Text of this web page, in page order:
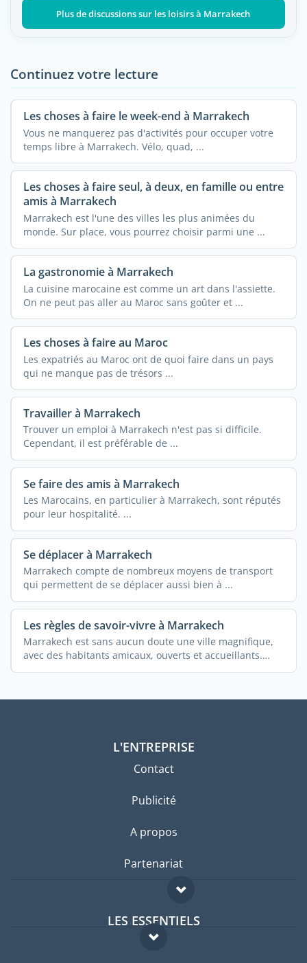
Plus de discussions sur les loisirs à Marrakech
Continuez votre lecture
Les choses à faire le week-end à Marrakech
Vous ne manquerez pas d'activités pour occuper votre
temps libre à Marrakech. Vélo, quad, ...
Les choses à faire seul, à deux, en famille ou entre
amis à Marrakech
Marrakech est l'une des villes les plus animées du
monde. Sur place, vous pourrez choisir parmi une ...
La gastronomie à Marrakech
La cuisine marocaine est comme un art dans l'assiette.
On ne peut pas aller au Maroc sans goûter et ...
Les choses à faire au Maroc
Les expatriés au Maroc ont de quoi faire dans un pays
qui ne manque pas de trésors ...
Travailler à Marrakech
Trouver un emploi à Marrakech n'est pas si difficile.
Cependant, il est préférable de ...
Se faire des amis à Marrakech
Les Marocains, en particulier à Marrakech, sont réputés
pour leur hospitalité. ...
Se déplacer à Marrakech
Marrakech compte de nombreux moyens de transport
qui permettent de se déplacer aussi bien à ...
Les règles de savoir-vivre à Marrakech
Marrakech est sans aucun doute une ville magnifique,
avec des habitants amicaux, ouverts et accueillants.
Gardez ...
L'ENTREPRISE
Contact
Publicité
A propos
Partenariat
LES ESSENTIELS
Forum expatriés